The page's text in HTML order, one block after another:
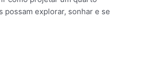
explorar, sonhar e se